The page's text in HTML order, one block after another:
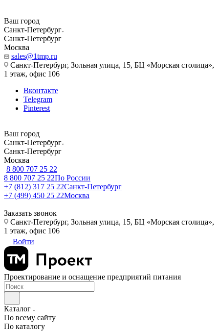
Ваш город
Санкт-Петербург
Санкт-Петербург
Москва
sales@1tmp.ru
Санкт-Петербург, Зольная улица, 15, БЦ «Морская столица»,
1 этаж, офис 106
Вконтакте
Telegram
Pinterest
Ваш город
Санкт-Петербург
Санкт-Петербург
Москва
8 800 707 25 22
8 800 707 25 22По России
+7 (812) 317 25 22Санкт-Петербург
+7 (499) 450 25 22Москва
Заказать звонок
Санкт-Петербург, Зольная улица, 15, БЦ «Морская столица»,
1 этаж, офис 106
Войти
Проектирование и оснащение предприятий питания
Каталог
По всему сайту
По каталогу